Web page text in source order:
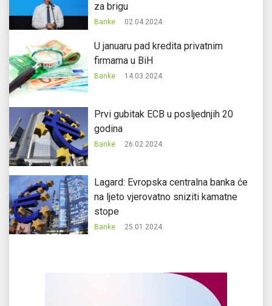
za brigu
Banke 02.04.2024.
U januaru pad kredita privatnim
firmama u BiH
Banke 14.03.2024.
Prvi gubitak ECB u posljednjih 20
godina
Banke 26.02.2024.
Lagard: Evropska centralna banka će
na ljeto vjerovatno sniziti kamatne
stope
Banke 25.01.2024.